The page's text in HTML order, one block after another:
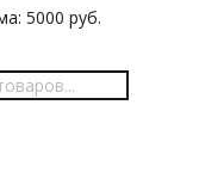
5000 руб.